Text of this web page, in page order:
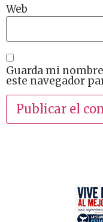
Web
Guarda mi
este navegador